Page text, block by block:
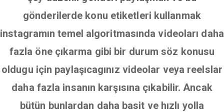
gönderilerde konu etiketleri kullanmak
instagramın temel algoritmasında videoları daha
fazla öne çıkarma gibi bir durum söz konusu
oldugu için paylaşıcagınız videolar veya reelslar
daha fazla insanın karşısına çıkabilir. Ancak
bütün bunlardan daha basit ve hızlı yolla